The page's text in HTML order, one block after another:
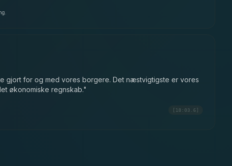
gjort for og med vores borgere. Det næstvigtigste er vores
økonomiske regnskab."
[18:03.6]